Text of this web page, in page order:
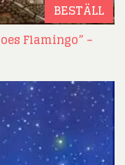
BESTÄLL
Flamingo” –